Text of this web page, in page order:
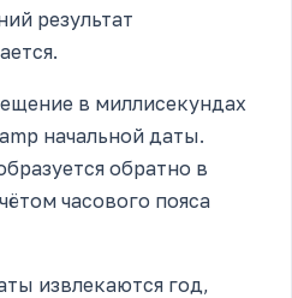
результат
в миллисекундах
начальной даты.
обратно в
часового пояса
извлекаются год,